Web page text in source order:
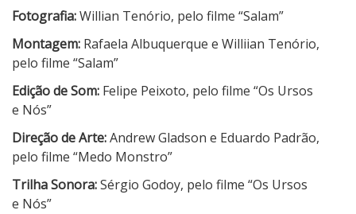
Fotografia:Willian Tenório, pelo filme “Salam”
Montagem: Rafaela Albuquerque e Williian Tenório,
pelo filme “Salam”
Edição de Som: Felipe Peixoto, pelo filme “Os Ursos
e Nós”
Direção de Arte:Andrew Gladson e Eduardo Padrão,
pelo filme “Medo Monstro”
Trilha Sonora:Sérgio Godoy, pelo filme “Os Ursos
e Nós”